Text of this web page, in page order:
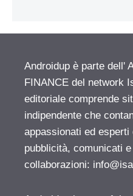
Androidup è parte dell'
FINANCE del network
editoriale comprende
indipendente che
appassionati ed
pubblicità, comunicati e
collaborazioni: